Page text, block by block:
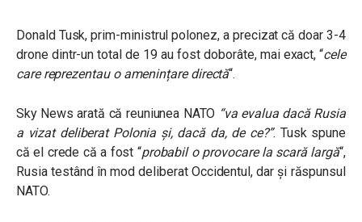
Donald Tusk, prim-ministrul polonez, a precizat că doar 3-4
drone dintr-un total de 19 au fost doborâte, mai exact, “cele
care reprezentau o amenințare directă“.
Sky News arată că reuniunea NATO “va evalua dacă Rusia
a vizat deliberat Polonia și, dacă da, de ce?”. Tusk spune
că el crede că a fost “probabil o provocare la scară largă“,
Rusia testând în mod deliberat Occidentul, dar și răspunsul
NATO.